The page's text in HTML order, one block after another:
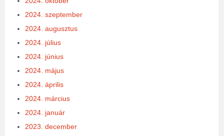
2024. szeptember
2024. augusztus
2024. július
2024. június
2024. május
2024. április
2024. március
2024. január
2023. december